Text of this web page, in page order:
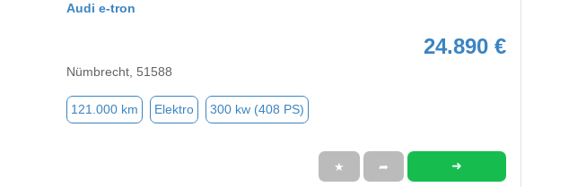
Audi e-tron
24.890 €
Nümbrecht, 51588
121.000 km Elektro 300 kw (408 PS)
★ ➦ ➜